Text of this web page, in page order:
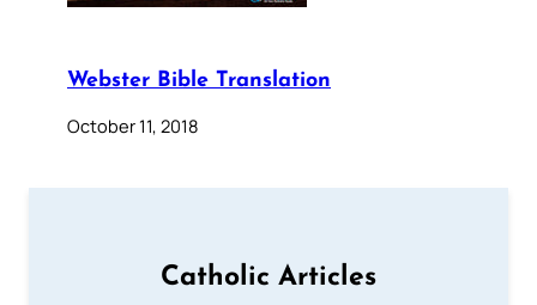
Webster Bible Translation
October 11, 2018
Catholic Articles